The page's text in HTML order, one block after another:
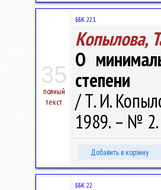
35
полный
текст
ББК 22.1
Копылова,
О
степени
/ Т. И.
1989. – №
Добавить в корзину
ББК 22